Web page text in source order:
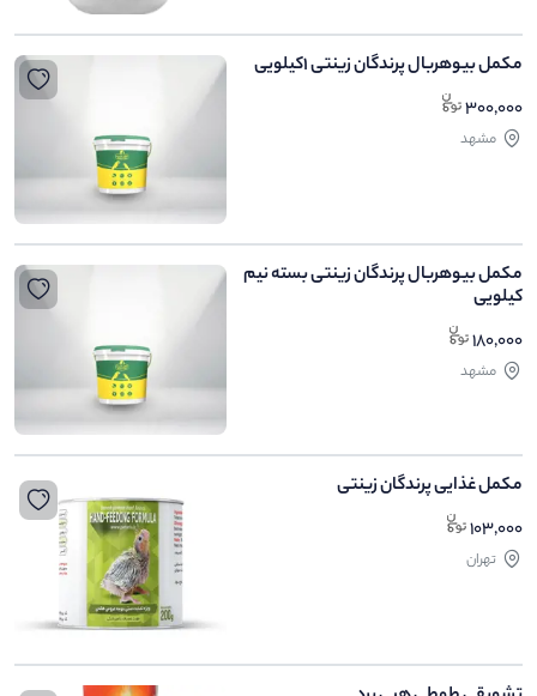
مکمل بیوهربال پرندگان زینتی 1کیلویی
300,000
مشهد
مکمل بیوهربال پرندگان زینتی بسته نیم
کیلویی
180,000
مشهد
مکمل غذایی پرندگان زینتی
103,000
تهران